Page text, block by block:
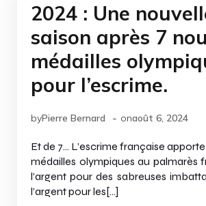
2024 : Une
saison après 7
médailles
pour l’escrime.
byPierre Bernard - onaoût 6, 2024
Et de 7… L’escrime française
médailles olympiques au palmarès
l’argent pour des sabreuses
l’argent pour les[…]